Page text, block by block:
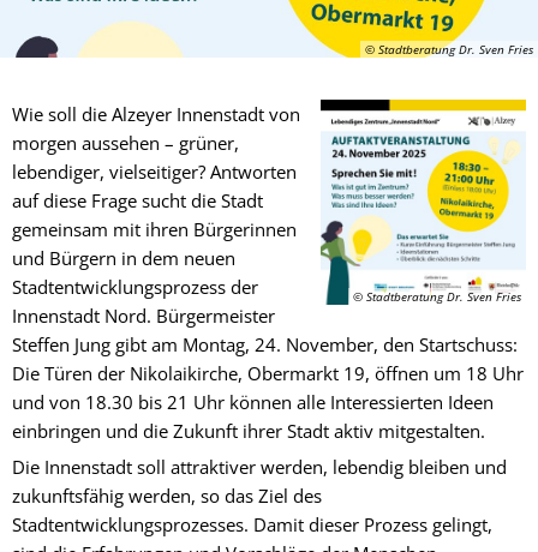
© Stadtberatung Dr. Sven Fries
© Stadtberatung Dr. Sven Fries
Wie soll die Alzeyer Innenstadt von
morgen aussehen – grüner,
lebendiger, vielseitiger? Antworten
auf diese Frage sucht die Stadt
gemeinsam mit ihren Bürgerinnen
und Bürgern in dem neuen
Stadtentwicklungsprozess der
Innenstadt Nord. Bürgermeister
Steffen Jung gibt am Montag, 24. November, den Startschuss:
Die Türen der Nikolaikirche, Obermarkt 19, öffnen um 18 Uhr
und von 18.30 bis 21 Uhr können alle Interessierten Ideen
einbringen und die Zukunft ihrer Stadt aktiv mitgestalten.
Die Innenstadt soll attraktiver werden, lebendig bleiben und
zukunftsfähig werden, so das Ziel des
Stadtentwicklungsprozesses. Damit dieser Prozess gelingt,